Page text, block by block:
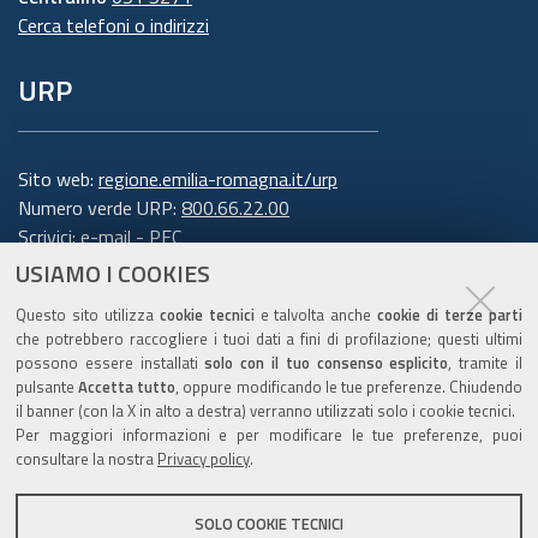
USIAMO I COOKIES
Questo sito utilizza cookie tecnici e talvolta anchecookie di terze parti
che potrebbero raccogliere i tuoi dati a fini di profilazione; questi ultimi
possono essere installatisolo con il tuo consenso esplicito, tramite il
pulsanteAccetta tutto, oppure modificando le tue preferenze. Chiudendo
il banner (con la X in alto a destra) verranno utilizzati solo i cookie tecnici.
Per maggiori informazioni e per modificare le tue preferenze, puoi
consultare la nostra Privacy policy.
SOLO COOKIE TECNICI
trattamento
effettuato dalla Giunta della Regione Emilia-
Romagna per lo svolgimento di funzioni
istituzionali e, pertanto, ai sensi dell'art. 6
comma 1 lett. e) del Regolamento europeo n.
679/2016, non necessita del suo consenso.I dati
personali sono trattati per la seguente
finalità: rispondere alle sue richieste
Per garantire l'efficienza del servizio, la
informiamo inoltre che i dati potrebbero essere
verificare il grado di soddisfazione degli utenti
Cerca telefoni o indirizzi
URP
Sito web: regione.emilia-romagna.it/urp
Numero verde URP: 800.66.22.00
Scrivici:e-mail-PEC
Trasparenza
Amministrazione trasparente
Note legali e copyright
Privacy e cookie
Gestisci i cookie
Dichiarazione di accessibilità